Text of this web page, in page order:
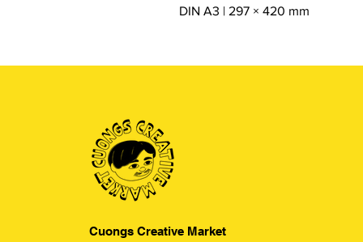
DIN A3 | 297 × 420 mm
Cuongs Creative Market